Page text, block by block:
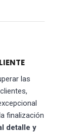
las
finalización
detalle y